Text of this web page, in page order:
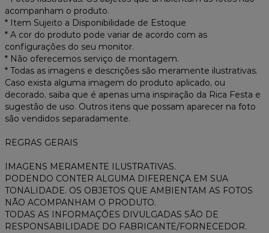
acompanham o produto.
* Item Sujeito a Disponibilidade de Estoque
* A cor do produto pode variar de acordo com as
configurações do seu monitor.
* Não oferecemos serviço de montagem.
* Todas as imagens e descrições são meramente ilustrativas.
Caso exista alguma imagem do produto aplicado, ou
decorado, saiba que é apenas uma inspiração da Rica Festa e
sugestão de uso. Outros itens que possam aparecer na foto
são vendidos separadamente.
REGRAS GERAIS
IMAGENS MERAMENTE ILUSTRATIVAS.
PODENDO CONTER ALGUMA DIFERENÇA EM SUA
TONALIDADE. OS OBJETOS QUE AMBIENTAM AS FOTOS
NÃO ACOMPANHAM O PRODUTO.
TODAS AS INFORMAÇÕES DIVULGADAS SÃO DE
RESPONSABILIDADE DO FABRICANTE/FORNECEDOR.